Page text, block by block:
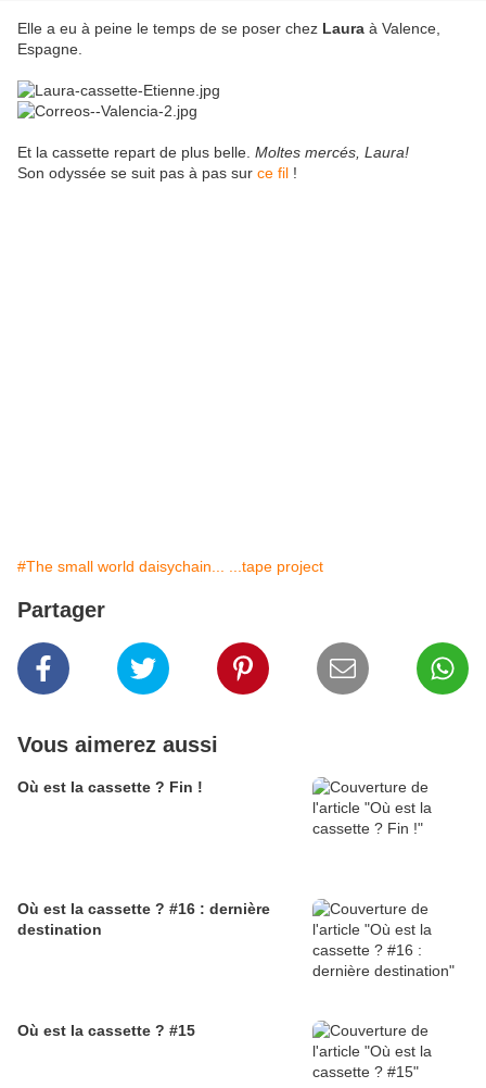
Elle a eu à peine le temps de se poser chez Laura à Valence,
Espagne.
Et la cassette repart de plus belle. Moltes mercés, Laura!
Son odyssée se suit pas à pas sur ce fil !
#The small world daisychain... ...tape project
Partager
Vous aimerez aussi
Où est la cassette ? Fin !
Où est la cassette ? #16 : dernière
destination
Où est la cassette ? #15